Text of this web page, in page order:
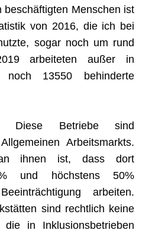
beschäftigten Menschen ist
von 2016, die ich bei
sogar noch um rund
arbeiteten außer in
noch 13550 behinderte
Diese Betriebe sind
Arbeitsmarkts.
ihnen ist, dass dort
und höchstens 50%
arbeiten.
sind rechtlich keine
die in Inklusionsbetrieben